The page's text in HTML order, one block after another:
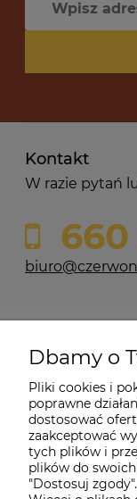
Kontakt
W razie pytań
660
Moje konto
O firmie
Dbamy o
Pliki cookies i
poprawne
dostosować
zaakceptować
tych plików i
plików do
"Dostosuj zgody".